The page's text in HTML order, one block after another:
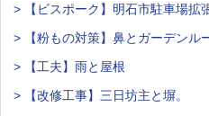
> 【ビスポーク】明石市駐車場拡
> 【粉もの対策】鼻とガーデンル
> 【工夫】雨と屋根
> 【改修工事】三日坊主と塀。